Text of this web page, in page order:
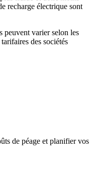
recharge électrique sont
peuvent varier selon les
des sociétés
de péage et planifier vos